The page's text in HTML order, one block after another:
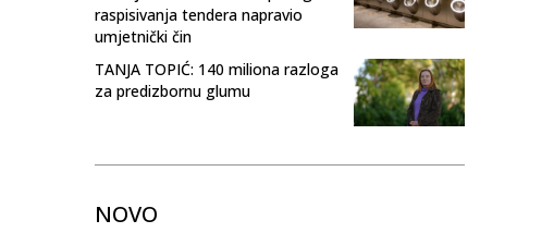
raspisivanja tendera napravio
umjetnički čin
TANJA TOPIĆ: 140 miliona razloga
za predizbornu glumu
NOVO